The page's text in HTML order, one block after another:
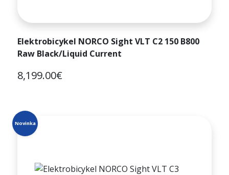
Elektrobicykel NORCO Sight VLT C2 150 B800
Raw Black/Liquid Current
8,199.00€
Novinka